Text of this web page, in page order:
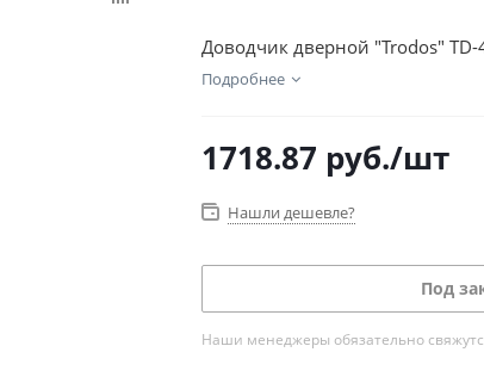
Доводчик дверной "Trodos"
Подробнее
1718.87 руб./шт
Нашли дешевле?
Под
Наши менеджеры обязательно